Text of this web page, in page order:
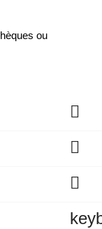
ou


